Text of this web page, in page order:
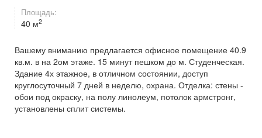
Площадь:
40 м2
Вашему вниманию предлагается офисное помещение 40.9
кв.м. в на 2ом этаже. 15 минут пешком до м. Студенческая.
Здание 4х этажное, в отличном состоянии, доступ
круглосуточный 7 дней в неделю, охрана. Отделка: стены -
обои под окраску, на полу линолеум, потолок армстронг,
установлены сплит системы.